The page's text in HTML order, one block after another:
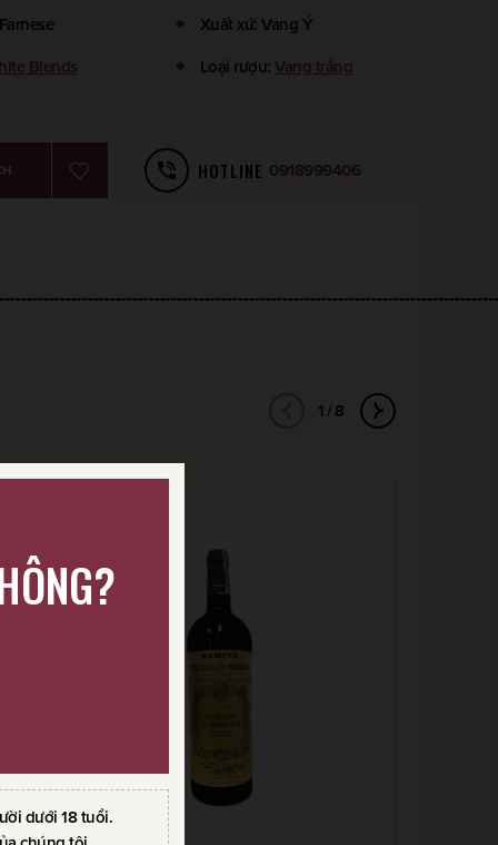
dưới 18 tuổi.
Farnese Xuất xứ:Vang Ý
Blends Loại rượu: Vang trắng
HOTLINE 0918999406
1/8